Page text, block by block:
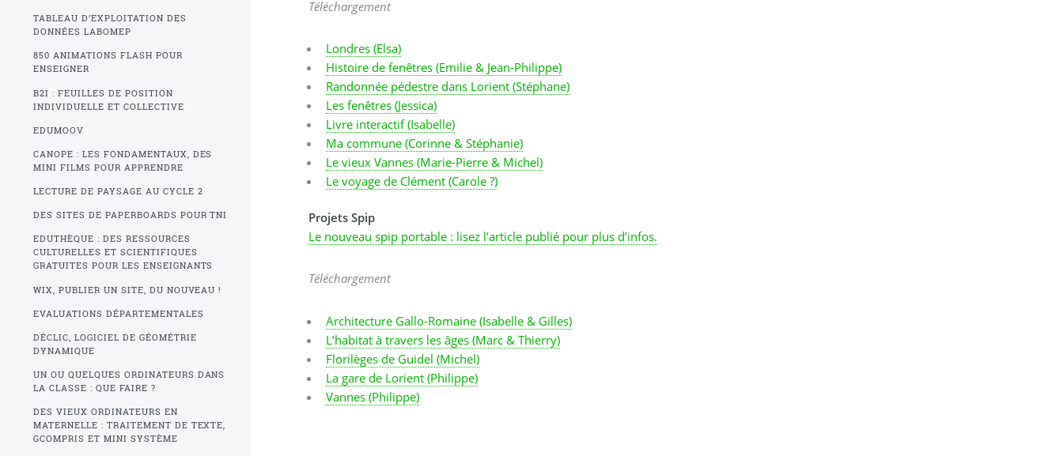
Téléchargement
Londres (Elsa)
Histoire de fenêtres (Emilie & Jean-Philippe)
Randonnée pédestre dans Lorient (Stéphane)
Les fenêtres (Jessica)
Livre interactif (Isabelle)
Ma commune (Corinne & Stéphanie)
Le vieux Vannes (Marie-Pierre & Michel)
Le voyage de Clément (Carole ?)
Projets Spip
Le nouveau spip portable : lisez l’article publié pour plus d’infos.
Téléchargement
Architecture Gallo-Romaine (Isabelle & Gilles)
L’habitat à travers les âges (Marc & Thierry)
Florilèges de Guidel (Michel)
La gare de Lorient (Philippe)
Vannes (Philippe)
TABLEAU D’EXPLOITATION DES
DONNÉES LABOMEP
850 ANIMATIONS FLASH POUR
ENSEIGNER
B2I : FEUILLES DE POSITION
INDIVIDUELLE ET COLLECTIVE
EDUMOOV
CANOPE : LES FONDAMENTAUX, DES
MINI FILMS POUR APPRENDRE
LECTURE DE PAYSAGE AU CYCLE 2
DES SITES DE PAPERBOARDS POUR TNI
EDUTHÈQUE : DES RESSOURCES
CULTURELLES ET SCIENTIFIQUES
GRATUITES POUR LES ENSEIGNANTS
WIX, PUBLIER UN SITE, DU NOUVEAU !
EVALUATIONS DÉPARTEMENTALES
DÉCLIC, LOGICIEL DE GÉOMÉTRIE
DYNAMIQUE
UN OU QUELQUES ORDINATEURS DANS
LA CLASSE : QUE FAIRE ?
DES VIEUX ORDINATEURS EN
MATERNELLE : TRAITEMENT DE TEXTE,
GCOMPRIS ET MINI SYSTÈME